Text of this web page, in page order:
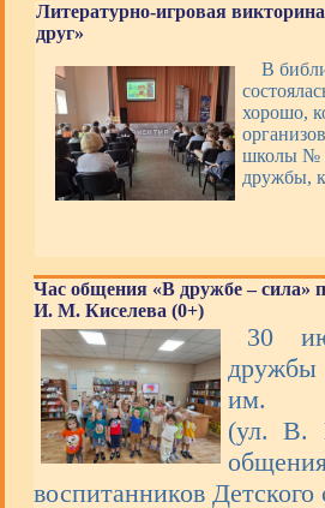
Литературно-игровая
друг»
В
хорошо,
школы №
дружбы,
Час общения «В дружбе – сила»
И. М. Киселева (0+)
30
им.
(ул. В.
воспитанников